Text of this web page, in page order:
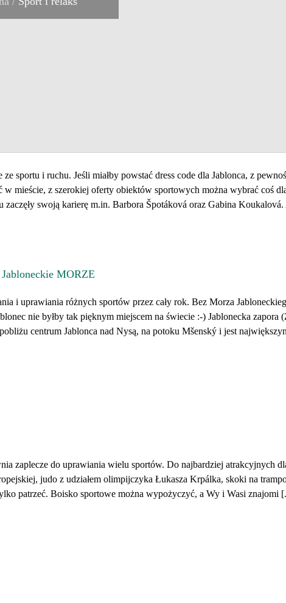
sportu i ruchu. Jeśli miałby powstać dress code dla Jablonca, z
mieście, z szerokiej oferty obiektów sportowych można wybrać coś
swoją karierę m.in. Barbora Špotáková oraz Gabina
MORZE
i uprawiania różnych sportów przez cały rok. Bez Morza
nie byłby tak pięknym miejscem na świecie :-) Jablonecka zapora
centrum Jablonca nad Nysą, na potoku Mšenský i jest
zaplecze do uprawiania wielu sportów. Do najbardziej atrakcyjnych
judo z udziałem olimpijczyka Łukasza Krpálka, skoki na
patrzeć. Boisko sportowe można wypożyczyć, a Wy i Wasi znajomi